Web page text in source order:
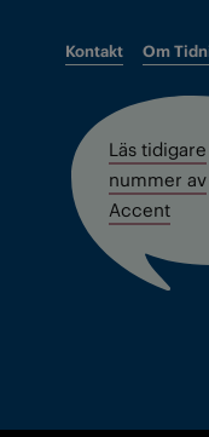
Kontakt Om
Läs tidigare
nummer av
Accent